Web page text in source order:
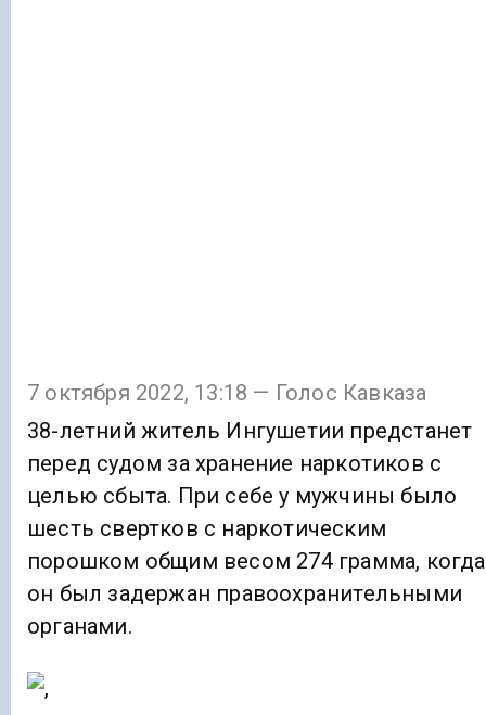
7 октября 2022, 13:18 — Голос Кавказа
38-летний житель Ингушетии предстанет
перед судом за хранение наркотиков с
целью сбыта. При себе у мужчины было
шесть свертков с наркотическим
порошком общим весом 274 грамма, когда
он был задержан правоохранительными
органами.